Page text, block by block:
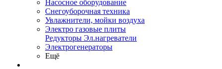
Насосное оборудование
Снегоуборочная техника
Увлажнители, мойки воздуха
Электро газовые плиты
Редукторы Эл.нагреватели
Электрогенераторы
Ещё